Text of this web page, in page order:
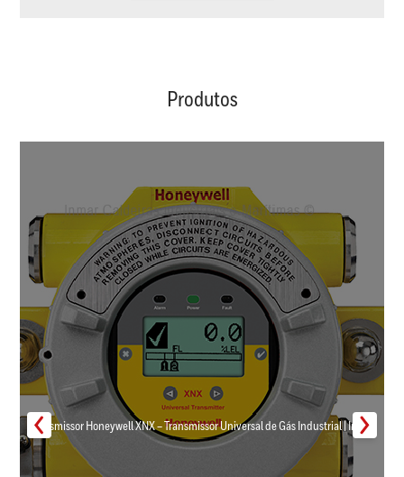
Produtos
Transmissor Honeywell XNX – Transmissor Universal de Gás Industrial | Inmar